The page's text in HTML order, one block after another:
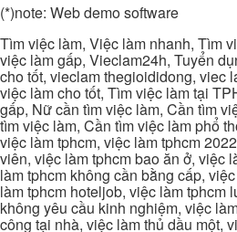
(*)note: Web demo software
Tìm việc làm, Việc làm nhanh, Tìm
việc làm gấp, Vieclam24h, Tuyển
cho tốt, vieclam thegioididong, viec
việc làm cho tốt, Tìm việc làm tại
gấp, Nữ cần tìm việc làm, Cần tìm
tìm việc làm, Cần tìm việc làm phổ
việc làm tphcm, việc làm tphcm
viên, việc làm tphcm bao ăn ở, việc
làm tphcm không cần bằng cấp,
làm tphcm hoteljob, việc làm tphcm
không yêu cầu kinh nghiệm, việc
công tại nhà, việc làm thủ dầu một,